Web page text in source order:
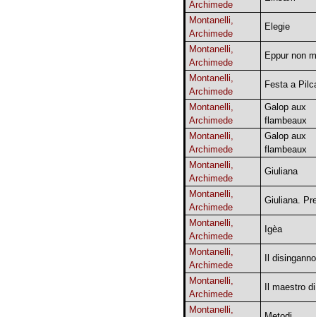
Archimede
Montanelli,
Archimede
Elegie
Montanelli,
Archimede
Eppur non
Montanelli,
Archimede
Festa a
Montanelli,
Archimede
Galop aux
flambeaux
Montanelli,
Archimede
Galop aux
flambeaux
Montanelli,
Archimede
Giuliana
Montanelli,
Archimede
Giuliana.
Montanelli,
Archimede
Igèa
Montanelli,
Archimede
Il disinganno
Montanelli,
Archimede
Il maestro
Montanelli,